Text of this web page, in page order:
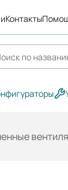
Контакты